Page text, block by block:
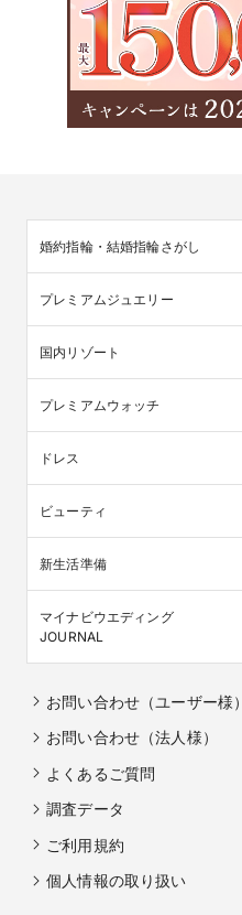
婚約指輪・結婚指輪さがし
プレミアムジュエリー
国内リゾート
プレミアムウォッチ
ドレス
ビューティ
新生活準備
マイナビウエディング
JOURNAL
お問い合わせ（ユーザー様）
お問い合わせ（法人様）
よくあるご質問
調査データ
ご利用規約
個人情報の取り扱い